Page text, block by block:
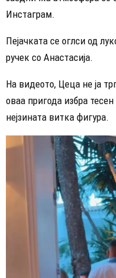
Инстаграм.
Пејачката се оглси од
ручек со Анастасија.
На видеото, Цеца не ја
оваа пригода избра
нејзината витка фигура.